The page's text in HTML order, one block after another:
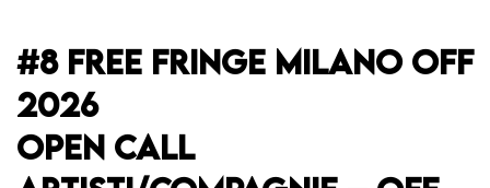
#8 FREE FRINGE MILANO OFF
2026
OPEN CALL